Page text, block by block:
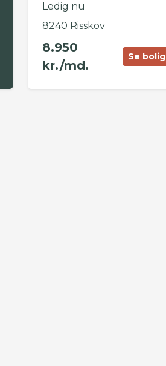
Ledig nu
8240 Risskov
8.950
kr./md.
Se bolig